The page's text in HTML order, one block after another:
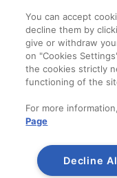
You can accept
decline them by
give or withdraw
on "Cookies
the cookies strictly
functioning of the
For more
Page
Decline